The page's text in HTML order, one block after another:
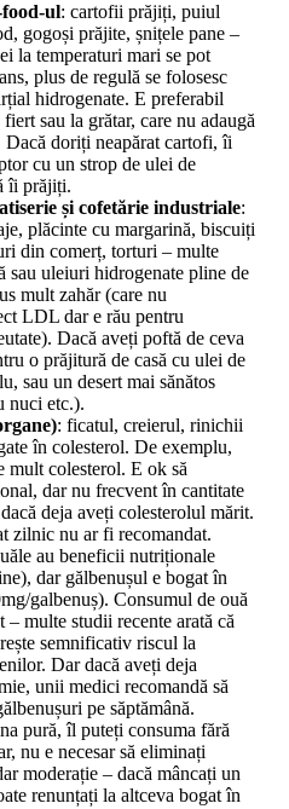
ul: cartofii prăjiți, puiul
gogoși prăjite, șnițele pane –
la temperaturi mari se pot
plus de regulă se folosesc
hidrogenate. E preferabil
sau la grătar, care nu adaugă
Dacă doriți neapărat cartofi, îi
cu un strop de ulei de
îi prăjiți.
și cofetărie industriale:
plăcinte cu margarină, biscuiți
din comerț, torturi – multe
sau uleiuri hidrogenate pline de
mult zahăr (care nu
LDL dar e rău pentru
Dacă aveți poftă de ceva
o prăjitură de casă cu ulei de
sau un desert mai sănătos
nuci etc.).
: ficatul, creierul, rinichii
în colesterol. De exemplu,
mult colesterol. E ok să
dar nu frecvent în cantitate
deja aveți colesterolul mărit.
zilnic nu ar fi recomandat.
au beneficii nutriționale
dar gălbenușul e bogat în
galbenuș). Consumul de ouă
– multe studii recente arată că
semnificativ riscul la
Dar dacă aveți deja
unii medici recomandă să
pe săptămână.
pură, îl puteți consuma fără
nu e necesar să eliminați
moderație – dacă mâncați un
renunțați la altceva bogat în